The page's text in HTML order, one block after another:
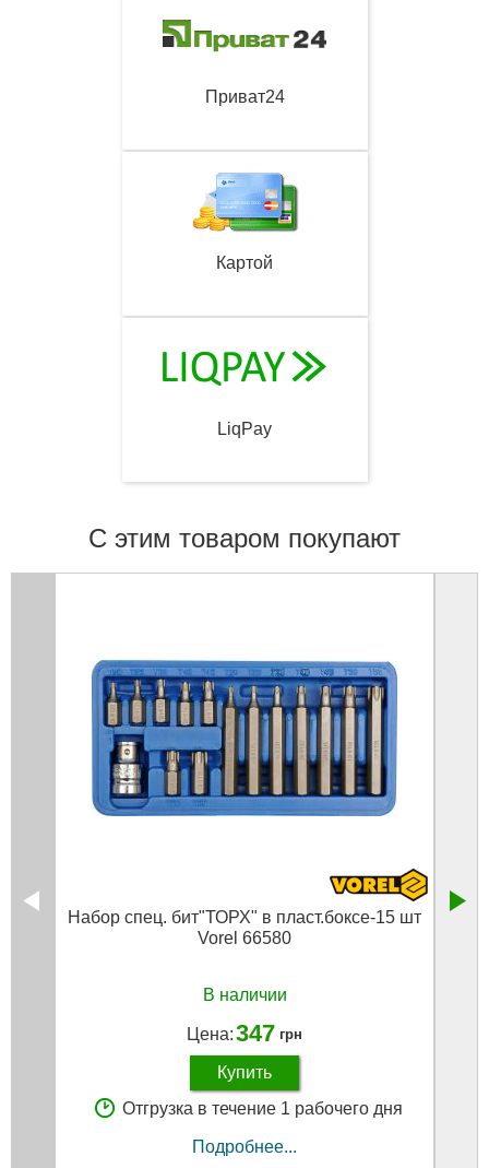
Приват24
Картой
LiqPay
С этим товаром покупают
Набор спец. бит"ТОРХ" в пласт.боксе-15 шт
Vorel 66580
В наличии
Цена:347 грн
Купить
Отгрузка в течение 1 рабочего дня
Подробнее...